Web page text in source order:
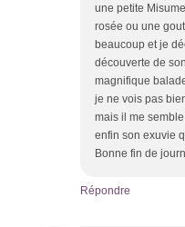
une petite
rosée ou une
beaucoup et je
découverte de
magnifique
je ne vois pas
mais il me
enfin son exuvie
Bonne fin de
Répondre